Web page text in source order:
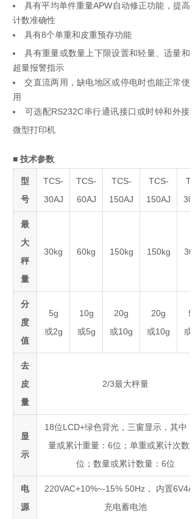
具有平均单件重量APW自动修正功能，提高
计数准确性
具有8个单重和皮重预存功能
具有重量或数量上下限设置和轻量、适量和
超量报警指示
交直流两用，缺电地区或停电时也能正常使
用
可选配RS232C串行通讯接口或时钟和外接
微型打印机
■ 技术参数
型
号
TCS-
30AJ
TCS-
60AJ
TCS-
150AJ
TCS-
150AJ
最
大
秤
量
30kg 60kg 150kg 150kg
分
度
值
5g
或2g
10g
或5g
20g
或10g
20g
或10g
或
去
皮
量
2/3最大秤量
显
示
18位LCD+绿色背光，三窗显示，其中：
量或累计重量：6位；单重或累计次数：
位；数量或累计数量：6位
电
源
220VAC+10%~-15% 50Hz， 内置
充电蓄电池